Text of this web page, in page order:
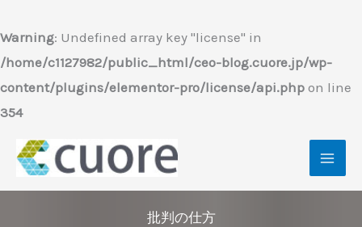
Warning: Undefined array key "license" in
/home/c1127982/public_html/ceo-blog.cuore.jp/wp-
content/plugins/elementor-pro/license/api.php on line
354
容
を
ス
キ
批判の仕方